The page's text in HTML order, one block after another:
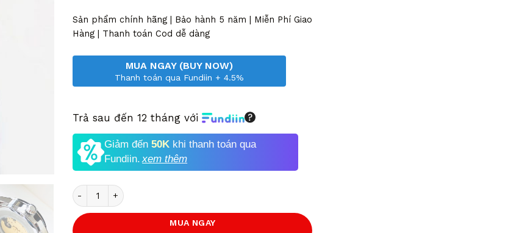
9,000,000 VND.
là:
5,100,000 VND.
Sản phẩm chính hãng | Bảo hành 5 năm | Miễn Phí Giao
Hàng | Thanh toán Cod dễ dàng
MUA NGAY (BUY NOW)
Thanh toán qua Fundiin + 4.5%
Trả sau đến 12 tháng với
Giảm đến 50K khi thanh toán qua
Fundiin. xem thêm
Số lượng
MUA NGAY